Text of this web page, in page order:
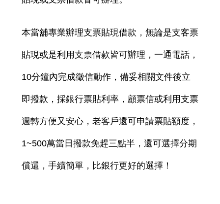
本當舖專業辦理支票貼現借款，無論是支客票
貼現或是利用支票借款皆可辦理，一通電話，
10分鐘內完成徵信動作，備妥相關文件後立
即撥款，採銀行票貼利率，顧票信或利用支票
週轉方便又安心，老客戶還可申請票貼額度，
1~500萬當日撥款免趕三點半，還可選擇分期
償還，手續簡單，比銀行更好的選擇！